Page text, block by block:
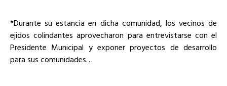
*Durante su estancia en dicha comunidad, los vecinos de
ejidos colindantes aprovecharon para entrevistarse con el
Presidente Municipal y exponer proyectos de desarrollo
para sus comunidades…